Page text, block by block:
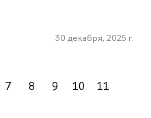
30 декабря, 2025 г.
7 8 9 10
11